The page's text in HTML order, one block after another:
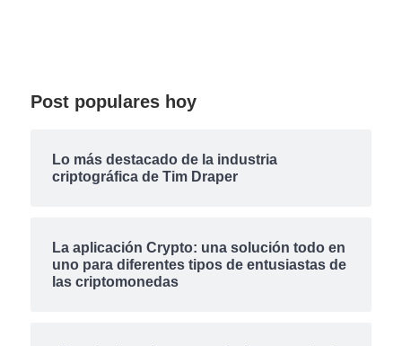
Post populares hoy
Lo más destacado de la industria
criptográfica de Tim Draper
La aplicación Crypto: una solución todo en
uno para diferentes tipos de entusiastas de
las criptomonedas